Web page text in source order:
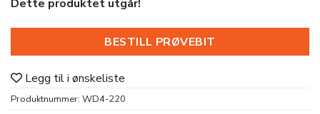
Dette produktet utgår!
BESTILL PRØVEBIT
Legg til i ønskeliste
Produktnummer: WD4-220